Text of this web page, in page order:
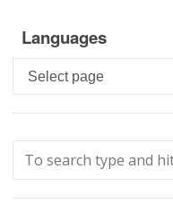
Languages
Languages